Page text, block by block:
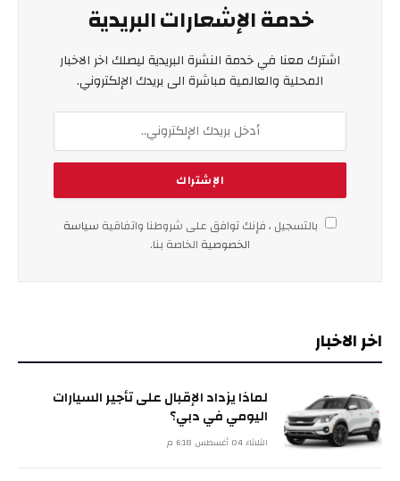
خدمة الإشعارات البريدية
اشترك معنا في خدمة النشرة البريدية ليصلك اخر الاخبار
المحلية والعالمية مباشرة الى بريدك الإلكتروني.
بالتسجيل ، فإنك توافق على شروطنا واتفاقية سياسة
الخصوصية الخاصة بنا.
اخر الاخبار
لماذا يزداد الإقبال على تأجير السيارات
اليومي في دبي؟
الثلاثاء 04 أغسطس 6:18 م